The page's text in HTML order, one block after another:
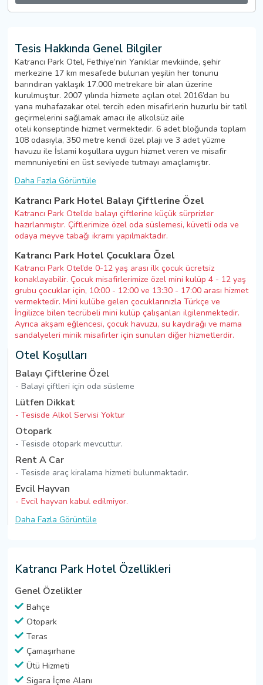
Tesis Hakkında Genel Bilgiler
Katrancı Park Otel, Fethiye’nin Yanıklar mevkiinde, şehir
merkezine 17 km mesafede bulunan yeşilin her tonunu
barındıran yaklaşık 17.000 metrekare bir alan üzerine
kurulmuştur. 2007 yılında hizmete açılan otel 2016’dan bu
yana muhafazakar otel tercih eden misafirlerin huzurlu bir tatil
geçirmelerini sağlamak amacı ile alkolsüz aile
oteli konseptinde hizmet vermektedir. 6 adet bloğunda toplam
108 odasıyla, 350 metre kendi özel plajı ve 3 adet yüzme
havuzu ile İslami koşullara uygun hizmet veren ve misafir
memnuniyetini en üst seviyede tutmayı amaçlamıştır.
Daha Fazla Görüntüle
Katrancı Park Hotel Balayı Çiftlerine Özel
Katrancı Park Otel’de balayı çiftlerine küçük sürprizler
hazırlanmıştır. Çiftlerimize özel oda süslemesi, küvetli oda ve
odaya meyve tabağı ikramı yapılmaktadır.
Katrancı Park Hotel Çocuklara Özel
Katrancı Park Otel’de 0-12 yaş arası ilk çocuk ücretsiz
konaklayabilir. Çocuk misafirlerimize özel mini kulüp 4 - 12 yaş
grubu çocuklar için, 10:00 - 12:00 ve 13:30 - 17:00 arası hizmet
vermektedir. Mini kulübe gelen çocuklarınızla Türkçe ve
İngilizce bilen tecrübeli mini kulüp çalışanları ilgilenmektedir.
Ayrıca akşam eğlencesi, çocuk havuzu, su kaydırağı ve mama
sandalyeleri minik misafirler için sunulan diğer hizmetlerdir.
Otel Koşulları
Balayı Çiftlerine Özel
- Balayi çiftleri için oda süsleme
Lütfen Dikkat
- Tesisde Alkol Servisi Yoktur
Otopark
- Tesisde otopark mevcuttur.
Rent A Car
- Tesisde araç kiralama hizmeti bulunmaktadır.
Evcil Hayvan
- Evcil hayvan kabul edilmiyor.
Daha Fazla Görüntüle
Katrancı Park Hotel Özellikleri
Genel Özelikler
Bahçe
Otopark
Teras
Çamaşırhane
Ütü Hizmeti
Sigara İçme Alanı